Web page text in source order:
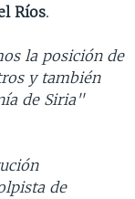
Ríos.
la posición de
y también
de Siria"
de